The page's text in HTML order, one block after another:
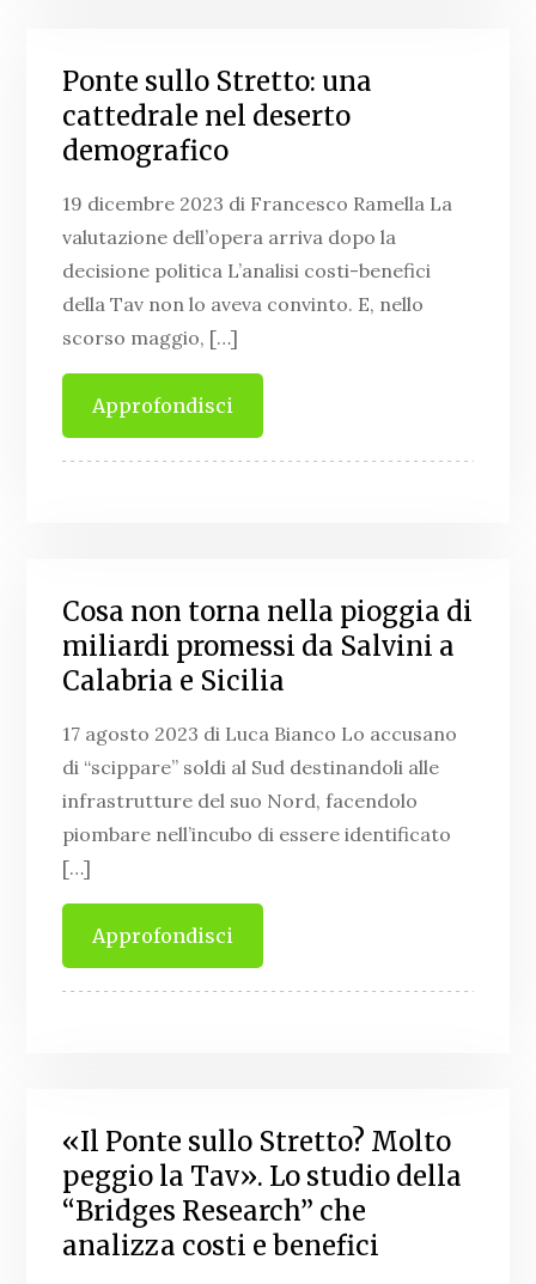
Ponte sullo Stretto: una
cattedrale nel deserto
demografico
19 dicembre 2023 di Francesco Ramella La
valutazione dell’opera arriva dopo la
decisione politica L’analisi costi-benefici
della Tav non lo aveva convinto. E, nello
scorso maggio, […]
Approfondisci
Cosa non torna nella pioggia di
miliardi promessi da Salvini a
Calabria e Sicilia
17 agosto 2023 di Luca Bianco Lo accusano
di “scippare” soldi al Sud destinandoli alle
infrastrutture del suo Nord, facendolo
piombare nell’incubo di essere identificato
[…]
Approfondisci
«Il Ponte sullo Stretto? Molto
peggio la Tav». Lo studio della
“Bridges Research” che
analizza costi e benefici